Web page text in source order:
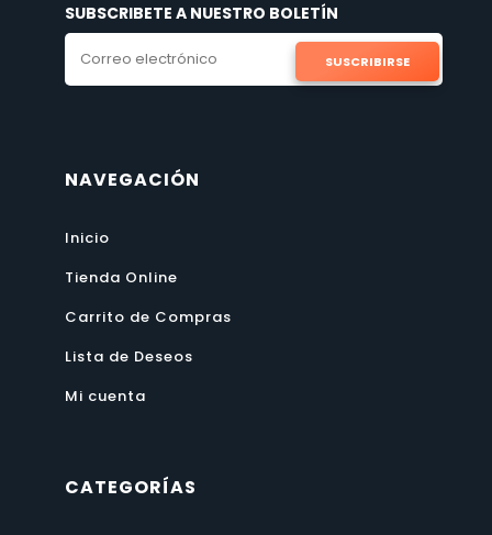
SUBSCRIBETE A NUESTRO BOLETÍN
SUSCRIBIRSE
NAVEGACIÓN
Inicio
Tienda Online
Carrito de Compras
Lista de Deseos
Mi cuenta
CATEGORÍAS